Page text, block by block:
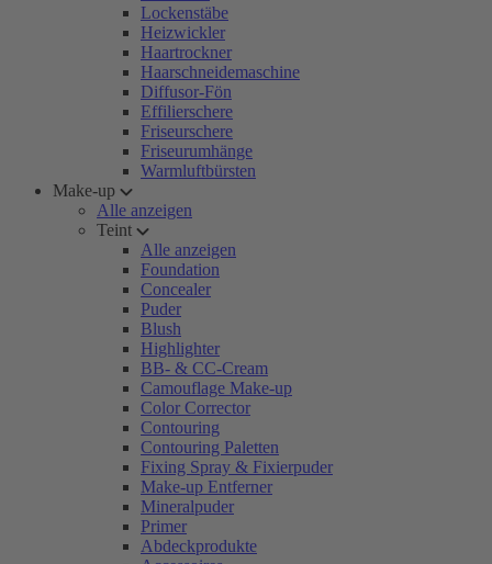
Lockenstäbe
Heizwickler
Haartrockner
Haarschneidemaschine
Diffusor-Fön
Effilierschere
Friseurschere
Friseurumhänge
Warmluftbürsten
Make-up
Alle anzeigen
Teint
Alle anzeigen
Foundation
Concealer
Puder
Blush
Highlighter
BB- & CC-Cream
Camouflage Make-up
Color Corrector
Contouring
Contouring Paletten
Fixing Spray & Fixierpuder
Make-up Entferner
Mineralpuder
Primer
Abdeckprodukte